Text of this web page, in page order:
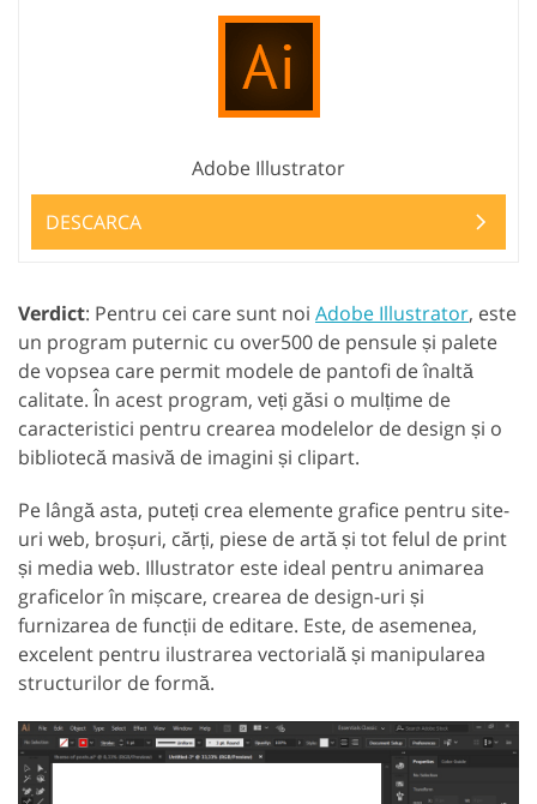
Adobe Illustrator
DESCARCA
Verdict: Pentru cei care sunt noi Adobe Illustrator, este
un program puternic cu over500 de pensule și palete
de vopsea care permit modele de pantofi de înaltă
calitate. În acest program, veți găsi o mulțime de
caracteristici pentru crearea modelelor de design și o
bibliotecă masivă de imagini și clipart.
Pe lângă asta, puteți crea elemente grafice pentru site-
uri web, broșuri, cărți, piese de artă și tot felul de print
și media web. Illustrator este ideal pentru animarea
graficelor în mișcare, crearea de design-uri și
furnizarea de funcții de editare. Este, de asemenea,
excelent pentru ilustrarea vectorială și manipularea
structurilor de formă.